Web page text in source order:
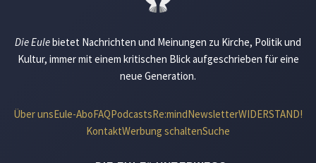
Die Eulebietet Nachrichten und Meinungen zu Kirche, Politik und
Kultur, immer mit einem kritischen Blick aufgeschrieben für eine
neue Generation.
Über unsEule-AboFAQPodcastsRe:mindNewsletterWIDERSTAND!
KontaktWerbung schaltenSuche